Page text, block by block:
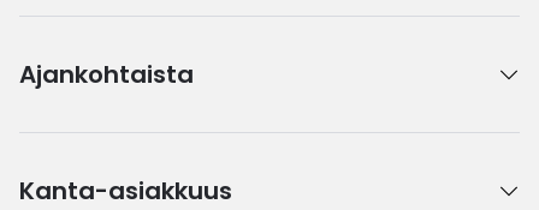
Ajankohtaista
Kanta-asiakkuus